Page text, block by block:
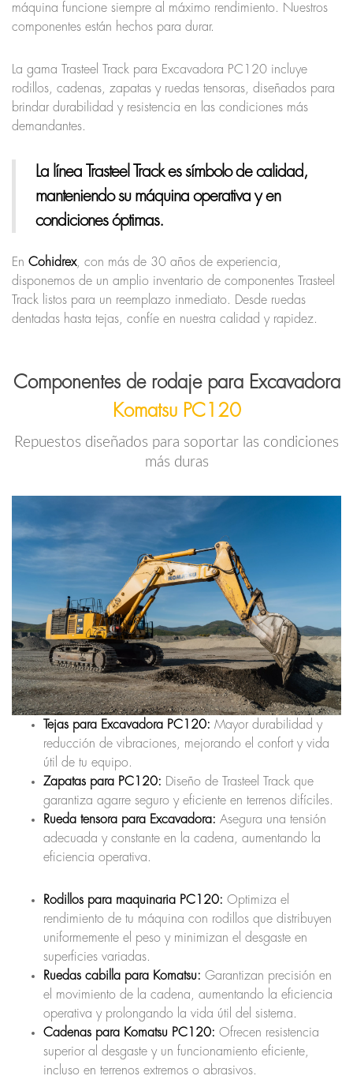
máquina funcione siempre al máximo rendimiento. Nuestros
componentes están hechos para durar.
La gama Trasteel Track para Excavadora PC120 incluye
rodillos, cadenas, zapatas y ruedas tensoras, diseñados para
brindar durabilidad y resistencia en las condiciones más
demandantes.
La línea Trasteel Trackes símbolo de calidad,
manteniendo su máquina operativa y en
condiciones óptimas.
En Cohidrex, con más de 30 años de experiencia,
disponemos de un amplio inventario de componentes Trasteel
Track listos para un reemplazo inmediato. Desde ruedas
dentadas hasta tejas, confíe en nuestra calidad y rapidez.
Componentes de rodaje para Excavadora
Komatsu PC120
Repuestos diseñados para soportar las condiciones
más duras
Tejas para Excavadora PC120: Mayor durabilidad y
reducción de vibraciones, mejorando el confort y vida
útil de tu equipo.
Zapatas para PC120: Diseño de Trasteel Track que
garantiza agarre seguro y eficiente en terrenos difíciles.
Rueda tensora para Excavadora: Asegura una tensión
adecuada y constante en la cadena, aumentando la
eficiencia operativa.
Rodillos para maquinaria PC120: Optimiza el
rendimiento de tu máquina con rodillos que distribuyen
uniformemente el peso y minimizan el desgaste en
superficies variadas.
Ruedas cabilla para Komatsu: Garantizan precisión en
el movimiento de la cadena, aumentando la eficiencia
operativa y prolongando la vida útil del sistema.
Cadenas para Komatsu PC120: Ofrecen resistencia
superior al desgaste y un funcionamiento eficiente,
incluso en terrenos extremos o abrasivos.